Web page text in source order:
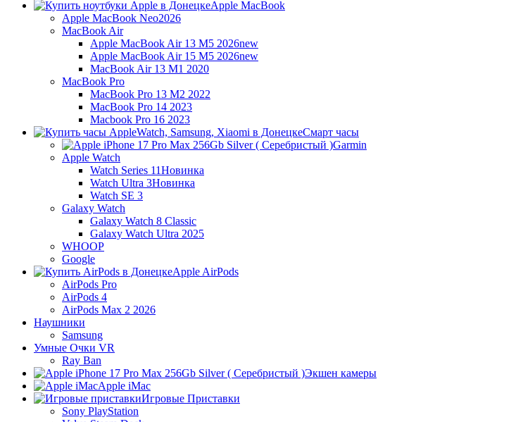
Apple MacBook
Apple MacBook Neo2026
MacBook Air
Apple MacBook Air 13 M5 2026new
Apple MacBook Air 15 M5 2026new
MacBook Air 13 M1 2020
MacBook Pro
MacBook Pro 13 M2 2022
MacBook Pro 14 2023
Macbook Pro 16 2023
Смарт часы
Garmin
Apple Watch
Watch Series 11Новинка
Watch Ultra 3Новинка
Watch SE 3
Galaxy Watch
Galaxy Watch 8 Classic
Galaxy Watch Ultra 2025
WHOOP
Google
Apple AirPods
AirPods Pro
AirPods 4
AirPods Max 2 2026
Наушники
Samsung
Умные Очки VR
Ray Ban
Экшен камеры
Apple iMac
Игровые Приставки
Sony PlayStation